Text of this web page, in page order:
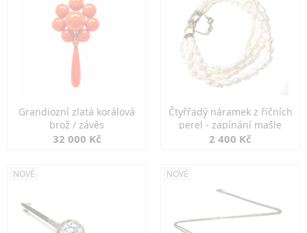
Grandiozní zlatá korálová
brož / závěs
32 000 Kč
Čtyřřadý náramek z říčních
perel - zapínání mašle
2 400 Kč
NOVÉ NOVÉ